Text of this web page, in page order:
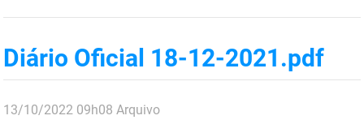
Diário Oficial 18-12-2021.pdf
publicado
13/10/2022 09h08 Arquivo